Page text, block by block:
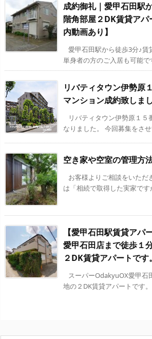
成約御礼｜愛甲石田駅
階角部屋２DK賃貸アパ
内動画あり】
愛甲石田駅から徒歩3分♪賃
単身者の方のご入居も可能で
リバティタウン伊勢原
マンション成約致しま
リバティタウン伊勢原１５
なりました。 今回募集をさ
空き家や空室の管理方
お客様よりご相談をいただ
は「相続で取得した実家です
【愛甲石田駅賃貸ア
愛甲石田店まで徒歩１
２DK賃貸アパートです。
スーパーOdakyuOX愛甲石
地の２DK賃貸アパートです